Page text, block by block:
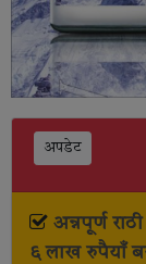
अपडेट
अन्नपूर्ण
६ लाख रुपैयाँ